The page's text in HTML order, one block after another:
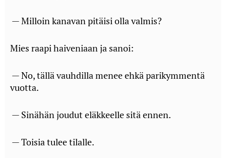
— Milloin kanavan pitäisi olla valmis?
Mies raapi haiveniaan ja sanoi:
— No, tällä vauhdilla menee ehkä parikymmentä
vuotta.
— Sinähän joudut eläkkeelle sitä ennen.
— Toisia tulee tilalle.